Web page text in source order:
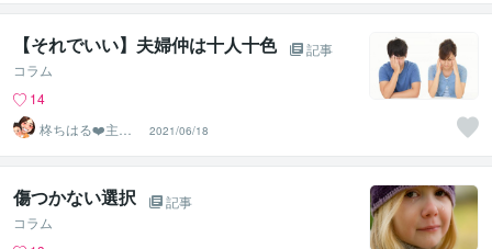
【それでいい】夫婦仲は十人十色
記事
コラム
14
柊ちはる❤️主婦
のお悩み相談Ro
om❤️
2021/06/18
傷つかない選択
記事
コラム